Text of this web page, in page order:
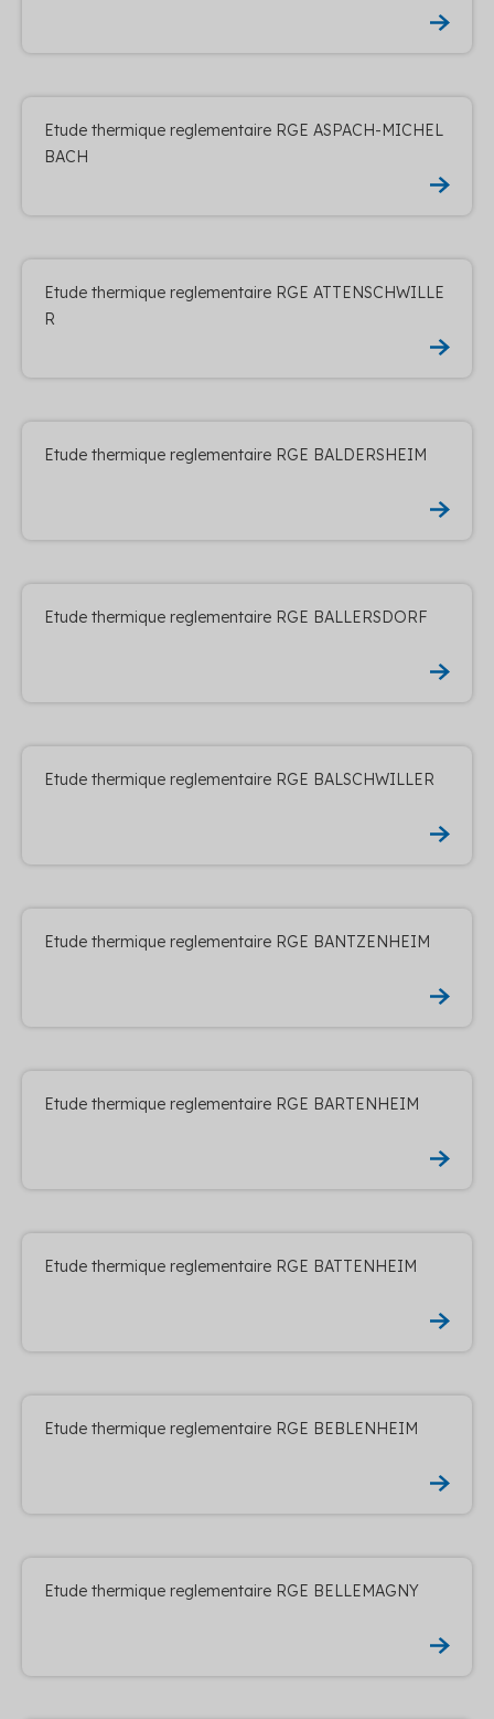
Etude thermique reglementaire RGE ASPACH-MICHEL
BACH
Etude thermique reglementaire RGE ATTENSCHWILLE
R
Etude thermique reglementaire RGE BALDERSHEIM
Etude thermique reglementaire RGE BALLERSDORF
Etude thermique reglementaire RGE BALSCHWILLER
Etude thermique reglementaire RGE BANTZENHEIM
Etude thermique reglementaire RGE BARTENHEIM
Etude thermique reglementaire RGE BATTENHEIM
Etude thermique reglementaire RGE BEBLENHEIM
Etude thermique reglementaire RGE BELLEMAGNY